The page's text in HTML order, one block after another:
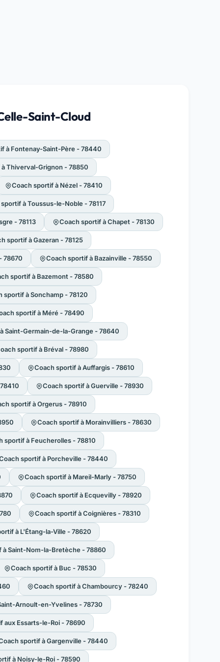
Saint-Cloud
à Fontenay-Saint-Père - 78440
Thiverval-Grignon - 78850
Coach sportif à Nézel - 78410
à Toussus-le-Noble - 78117
- 78113 Coach sportif à Chapet - 78130
sportif à Gazeran - 78125
78670 Coach sportif à Bazainville - 78550
sportif à Bazemont - 78580
sportif à Sonchamp - 78120
sportif à Méré - 78490
Saint-Germain-de-la-Grange - 78640
sportif à Bréval - 78980
Coach sportif à Auffargis - 78610
Coach sportif à Guerville - 78930
sportif à Orgerus - 78910
Coach sportif à Morainvilliers - 78630
sportif à Feucherolles - 78810
sportif à Porcheville - 78440
Coach sportif à Mareil-Marly - 78750
Coach sportif à Ecquevilly - 78920
Coach sportif à Coignières - 78310
à L'Étang-la-Ville - 78620
à Saint-Nom-la-Bretèche - 78860
Coach sportif à Buc - 78530
Coach sportif à Chambourcy - 78240
Arnoult-en-Yvelines - 78730
aux Essarts-le-Roi - 78690
sportif à Gargenville - 78440
à Noisy-le-Roi - 78590